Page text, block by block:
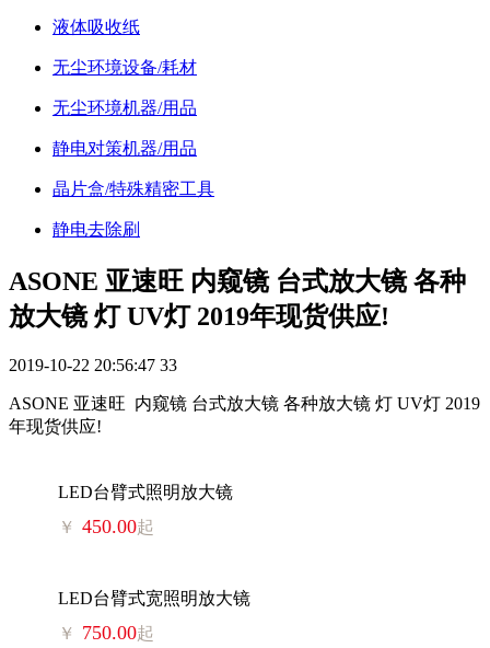
液体吸收纸
无尘环境设备/耗材
无尘环境机器/用品
静电对策机器/用品
晶片盒/特殊精密工具
静电去除刷
ASONE 亚速旺 内窥镜 台式放大镜 各种
放大镜 灯 UV灯 2019年现货供应!
2019-10-22 20:56:47 33
ASONE 亚速旺 内窥镜 台式放大镜 各种放大镜 灯 UV灯 2019
年现货供应!
LED台臂式照明放大镜
￥ 450.00起
LED台臂式宽照明放大镜
￥ 750.00起